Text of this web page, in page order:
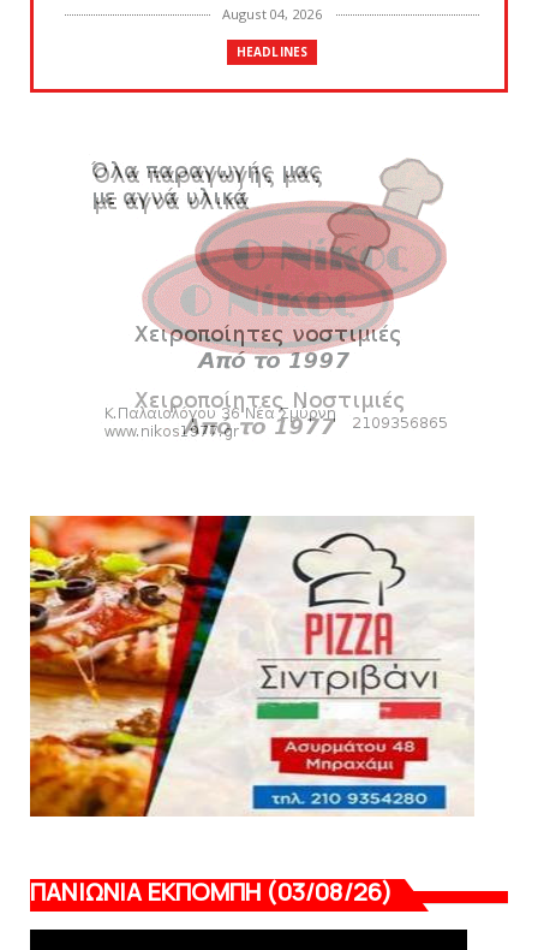
August 04, 2026
HEADLINES
Θλίψη για τον χαμό του Γιώργου
SLIDE
Ξεκινά η ελεύθερη διάθεση των εισιτηρίων
διαρκείας του βόλεϊ...
August 04, 2026
HEADLINES
Kυανέρυθρη και επίσημα η Πάτερου
August 04, 2026
SLIDE
Πανιώνια Εκπομπή: Έπεσε η αυλαία της
ΕΠΙΚΑΙΡΟΤΗΤΑ
LIVE η Πανιώνια Εκπομπή!
August 03, 2026
ΠΑΝΙΩΝΙΑ ΕΚΠΟΜΠΗ (03/08/26)